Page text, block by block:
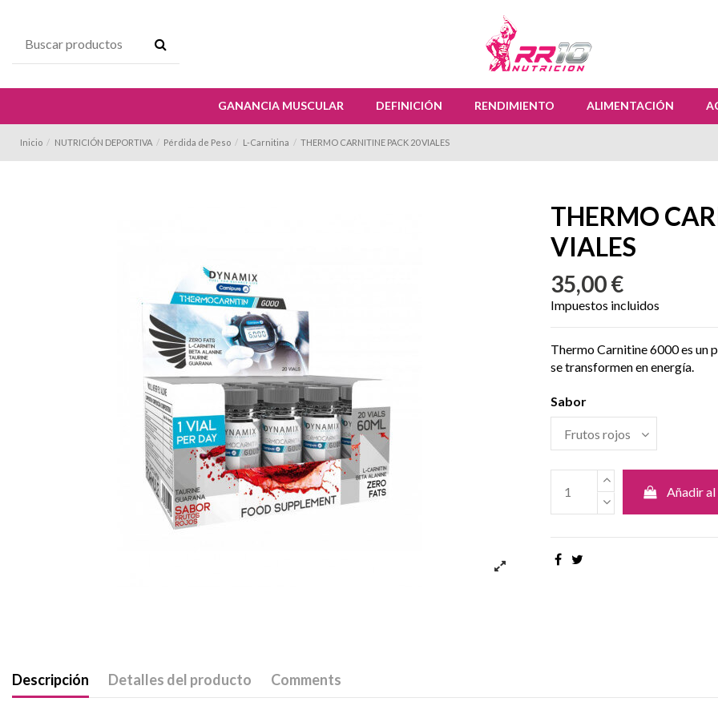
GANANCIA MUSCULAR DEFINICIÓN RENDIMIENTO ALIMENTACIÓN
Inicio NUTRICIÓN DEPORTIVA Pérdida de Peso L-Carnitina THERMO CARNITINE PACK 20 VIALES
THERMO
VIALES
35,00 €
Impuestos incluidos
Thermo Carnitine 6000 es un
se transformen en energía.
Sabor
Añadir
Descripción Detalles del producto Comments